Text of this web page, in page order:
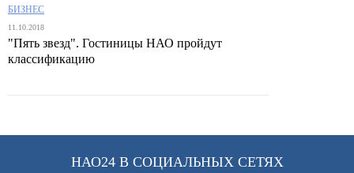
БИЗНЕС
11.10.2018
"Пять звезд". Гостиницы НАО пройдут
классификацию
НАО24 В СОЦИАЛЬНЫХ СЕТЯХ